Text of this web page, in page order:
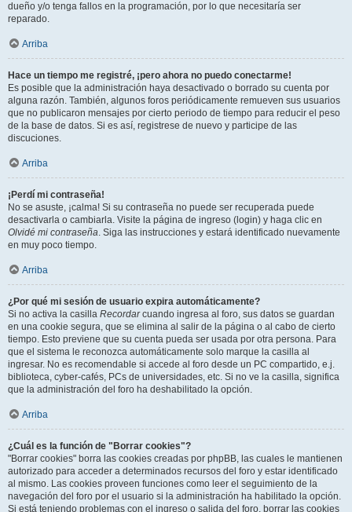
dueño y/o tenga fallos en la programación, por lo que necesitaría ser
reparado.
Arriba
Hace un tiempo me registré, ¡pero ahora no puedo conectarme!
Es posible que la administración haya desactivado o borrado su cuenta por
alguna razón. También, algunos foros periódicamente remueven sus usuarios
que no publicaron mensajes por cierto periodo de tiempo para reducir el peso
de la base de datos. Si es así, registrese de nuevo y participe de las
discuciones.
Arriba
¡Perdí mi contraseña!
No se asuste, ¡calma! Si su contraseña no puede ser recuperada puede
desactivarla o cambiarla. Visite la página de ingreso (login) y haga clic en
Olvidé mi contraseña. Siga las instrucciones y estará identificado nuevamente
en muy poco tiempo.
Arriba
¿Por qué mi sesión de usuario expira automáticamente?
Si no activa la casilla Recordarcuando ingresa al foro, sus datos se guardan
en una cookie segura, que se elimina al salir de la página o al cabo de cierto
tiempo. Esto previene que su cuenta pueda ser usada por otra persona. Para
que el sistema le reconozca automáticamente solo marque la casilla al
ingresar. No es recomendable si accede al foro desde un PC compartido, e.j.
biblioteca, cyber-cafés, PCs de universidades, etc. Si no ve la casilla, significa
que la administración del foro ha deshabilitado la opción.
Arriba
¿Cuál es la función de "Borrar cookies"?
"Borrar cookies" borra las cookies creadas por phpBB, las cuales le mantienen
autorizado para acceder a determinados recursos del foro y estar identificado
al mismo. Las cookies proveen funciones como leer el seguimiento de la
navegación del foro por el usuario si la administración ha habilitado la opción.
Si está teniendo problemas con el ingreso o salida del foro, borrar las cookies